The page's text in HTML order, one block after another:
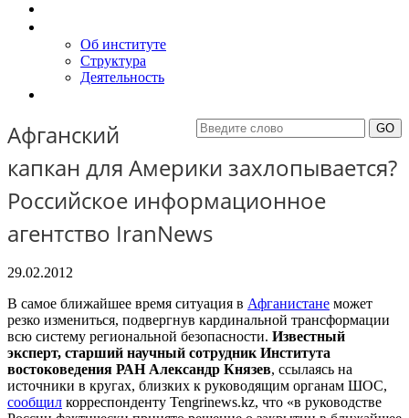
Об институте
Структура
Деятельность
Афганский
капкан для Америки захлопывается?
Российское информационное
агентство IranNews
29.02.2012
В самое ближайшее время ситуация в Афганистане может
резко измениться, подвергнув кардинальной трансформации
всю систему региональной безопасности. Известный
эксперт, старший научный сотрудник Института
востоковедения РАН Александр Князев, ссылаясь на
источники в кругах, близких к руководящим органам ШОС,
сообщил корреспонденту Tengrinews.kz, что «в руководстве